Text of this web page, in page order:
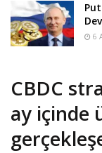
6
CBDC
ay içinde